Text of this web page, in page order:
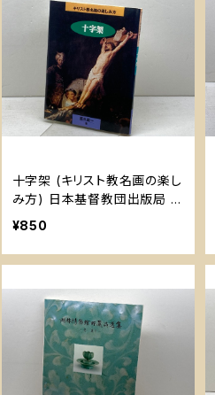
十字架 (キリスト教名画の楽し
み方) 日本基督教団出版局 高
久 眞一
¥850